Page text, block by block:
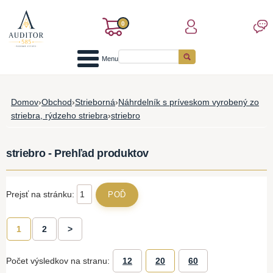
0
Menu
Domov›Obchod›Strieborná›Náhrdelník s príveskom vyrobený zo
striebra, rýdzeho striebra›striebro
striebro - Prehľad produktov
Prejsť na stránku:
1 2 >
Počet výsledkov na stranu: 12 20 60